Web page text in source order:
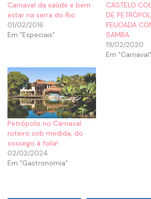
Carnaval da saúde e bem
estar na serra do Rio
01/02/2016
Em "Especiais"
CASTELO
DE
FEIJOADA
SAMBA
19/02/2020
Em "Carnaval"
Petrópolis no Carnaval:
roteiro sob medida, do
sossego à folia!
02/02/2024
Em "Gastronomia"